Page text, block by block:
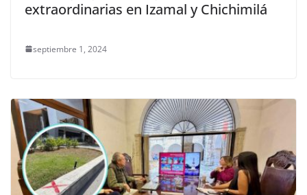
extraordinarias en Izamal y Chichimilá
septiembre 1, 2024